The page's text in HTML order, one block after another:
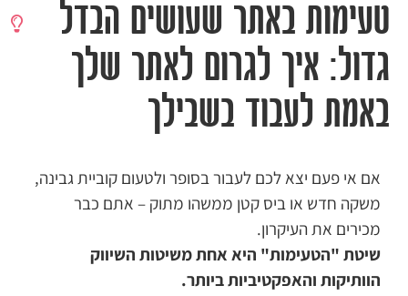
טעימות באתר שעושים הבדל
גדול: איך לגרום לאתר שלך
באמת לעבוד בשבילך
אם אי פעם יצא לכם לעבור בסופר ולטעום קוביית גבינה,
משקה חדש או ביס קטן ממשהו מתוק – אתם כבר
מכירים את העיקרון.
שיטת "הטעימות" היא אחת משיטות השיווק
הוותיקות והאפקטיביות ביותר.